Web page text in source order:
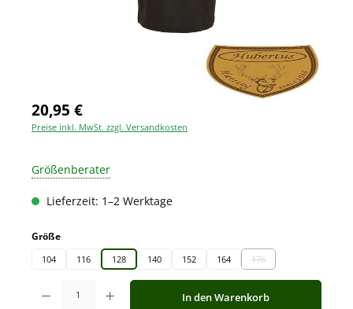
20,95 €
Preise inkl. MwSt. zzgl. Versandkosten
Größenberater
Lieferzeit: 1–2 Werktage
Größeauswählen
104 116 128 140 152 164 176
(Diese Option ist zurzeit
Produkt Anzahl: Gib den gewünschten Wert ein oder benutze die
In den Warenkorb